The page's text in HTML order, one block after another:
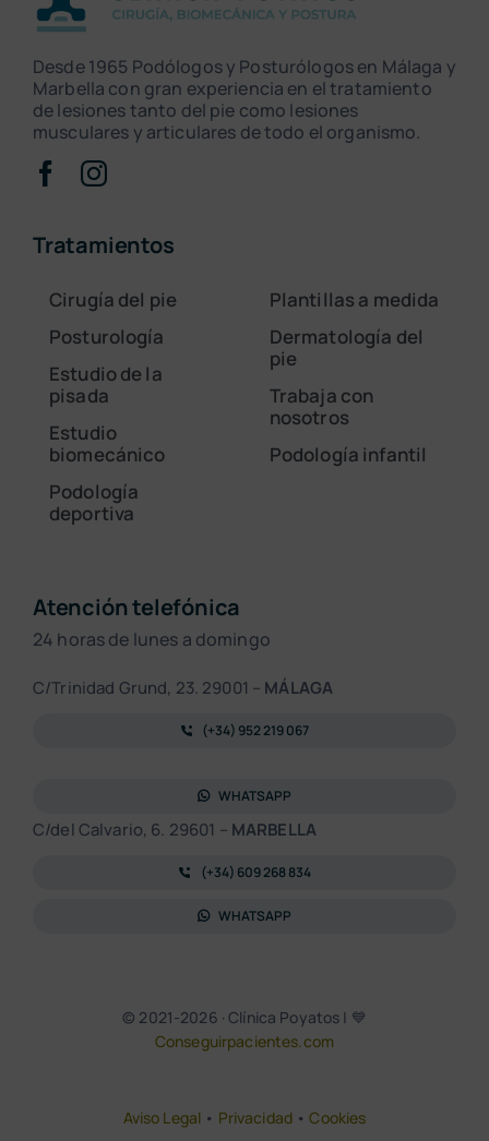
Desde 1965 Podólogos y Posturólogos en Málaga y
Marbella con gran experiencia en el tratamiento
de lesiones tanto del pie como lesiones
musculares y articulares de todo el organismo.
Tratamientos
Cirugía del pie
Posturología
Estudio de la
pisada
Estudio
biomecánico
Podología
deportiva
Plantillas a medida
Dermatología del
pie
Trabaja con
nosotros
Podología infantil
Atención telefónica
24 horas de lunes a domingo
C/Trinidad Grund, 23. 29001 – MÁLAGA
(+34) 952 219 067
WHATSAPP
C/del Calvario, 6. 29601 – MARBELLA
(+34) 609 268 834
WHATSAPP
© 2021-2026 · Clínica Poyatos | 💙
Conseguirpacientes.com
Aviso Legal • Privacidad •Cookies